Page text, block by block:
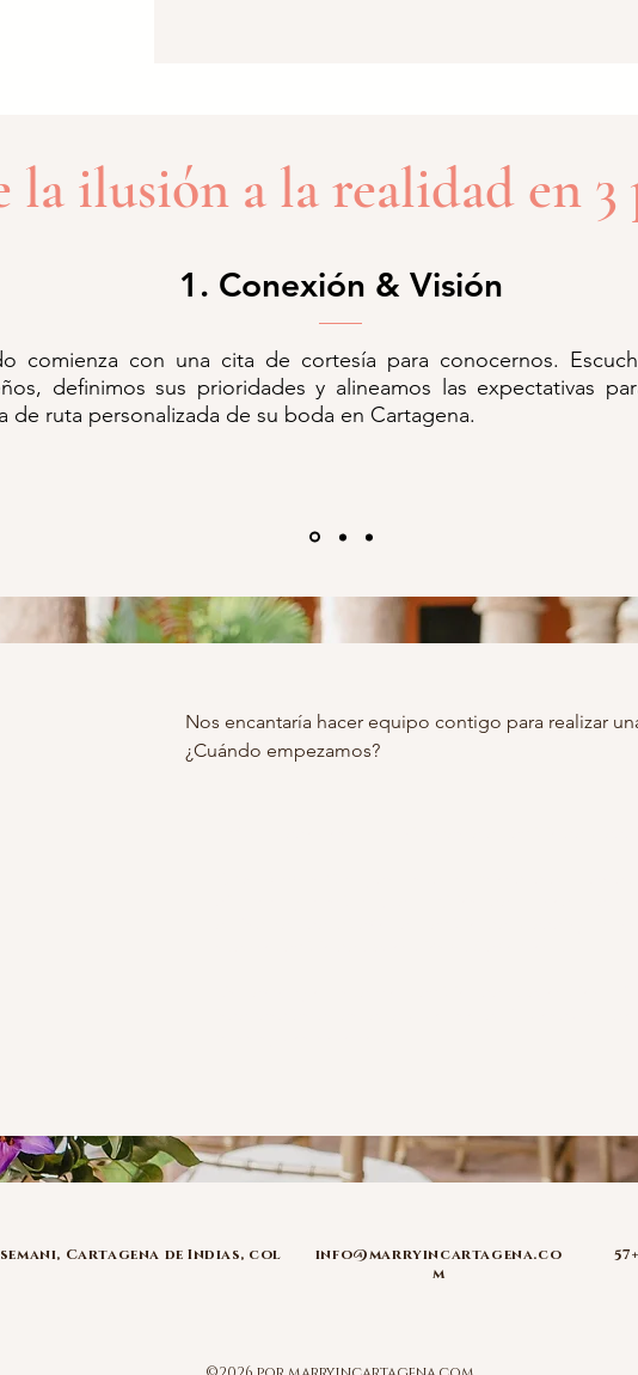
la ilusión a la realidad en 3
1. Conexión & Visión
comienza con una cita de cortesía para conocernos.
definimos sus prioridades y alineamos las expectativas
de ruta personalizada de su boda en Cartagena.
Nos encantaría hacer equipo contigo para realizar
¿Cuándo empezamos?
Cartagena deIndias, col
info@marryincartagena.co
m